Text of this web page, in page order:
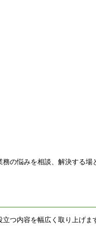
の悩みを相談、解決する場
つ内容を幅広く取り上げま